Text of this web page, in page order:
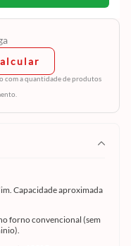
com a quantidade de produtos
Capacidade aproximada
forno convencional (sem